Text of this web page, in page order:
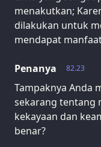
menakutkan;
dilakukan untuk
mendapat
82.23
Penanya
Tampaknya Anda
sekarang tentang
kekayaan dan
benar?